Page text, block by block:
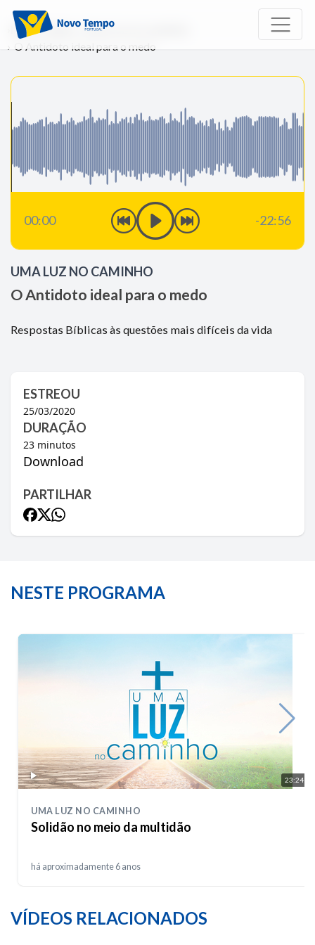
Início Rádio
Uma Luz no caminho
O Antidoto ideal para o medo
00:00 -22:56
UMA LUZ NO CAMINHO
O Antidoto ideal para o medo
Respostas Bíblicas às questões mais difíceis da vida
ESTREOU
25/03/2020
DURAÇÃO
23 minutos
Download
PARTILHAR
NESTE PROGRAMA
23:24
UMA LUZ NO CAMINHO
Solidão no meio da multidão
há aproximadamente 6 anos
VÍDEOS RELACIONADOS